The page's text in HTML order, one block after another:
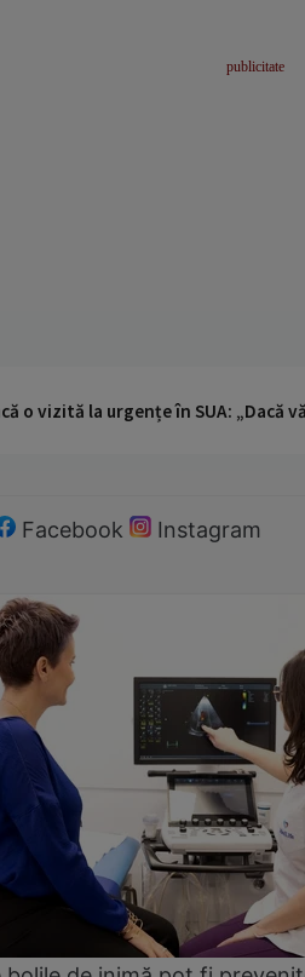
o vizită la urgențe în SUA: „Dacă
Facebook Instagram